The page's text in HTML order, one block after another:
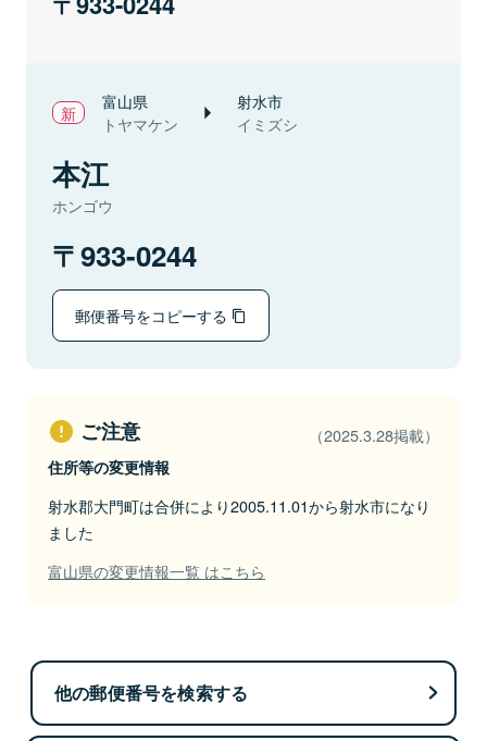
富山県
トヤマケン
射水市
イミズシ
本江
ホンゴウ
933-0244
郵便番号をコピーする
ご注意 （2025.3.28掲載）
住所等の変更情報
射水郡大門町は合併により2005.11.01から射水市になり
ました
富山県の変更情報一覧 はこちら
他の郵便番号を検索する